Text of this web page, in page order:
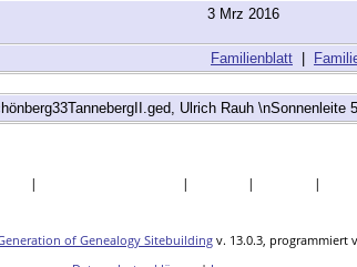
3 Mrz 2016
Familienblatt |
Ulrich Rauh \nSonnenleite
| | | |
of Genealogy Sitebuildingv. 13.0.3, programmiert